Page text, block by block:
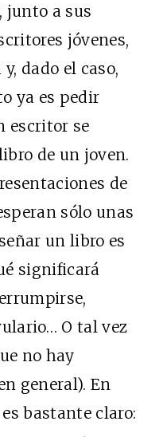
junto a sus
jóvenes,
dado el caso,
ya es pedir
escritor se
de un joven.
de
sólo unas
un libro es
significará
O tal vez
no hay
general). En
bastante claro: